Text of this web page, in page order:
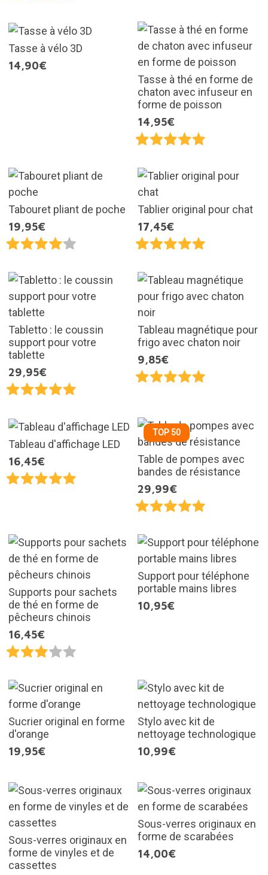
Tasse à vélo 3D
14,90€
Tasse à thé en forme de
chaton avec infuseur en
forme de poisson
14,95€
Tabouret pliant de poche
19,95€
Tablier original pour chat
17,45€
Tabletto : le coussin
support pour votre
tablette
29,95€
Tableau magnétique pour
frigo avec chaton noir
9,85€
Tableau d'affichage LED
16,45€
TOP 50
Table de pompes avec
bandes de résistance
29,99€
Supports pour sachets
de thé en forme de
pêcheurs chinois
16,45€
Support pour téléphone
portable mains libres
10,95€
Sucrier original en forme
d'orange
19,95€
Stylo avec kit de
nettoyage technologique
10,99€
Sous-verres originaux en
forme de vinyles et de
cassettes
Sous-verres originaux en
forme de scarabées
14,00€